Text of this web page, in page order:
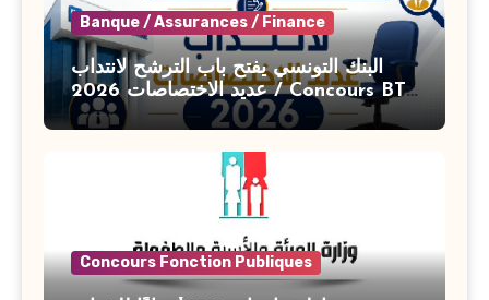
Banque / Assurances / Finance
البنك التونسي يفتح باب الترشح لانتداب
عديد الاختصاصات 2026 / Concours BT
Banque de Tunisie 2026
Concours Fonction Publiques